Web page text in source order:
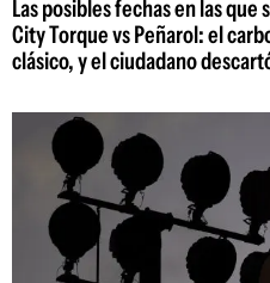
Las posibles fechas en las
City Torque vs Peñarol: el
clásico, y el ciudadano